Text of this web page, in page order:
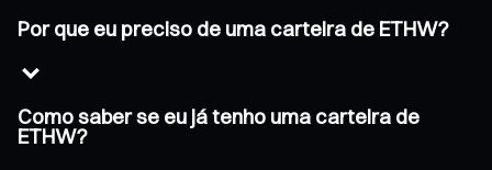
Por que eu preciso de uma carteira de ETHW?
Como saber se eu já tenho uma carteira de
ETHW?